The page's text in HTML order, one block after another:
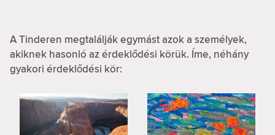
A Tinderen megtalálják egymást azok a személyek,
akiknek hasonló az érdeklődési körük. Íme, néhány
gyakori érdeklődési kör: